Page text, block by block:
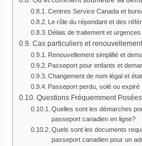
Centres Service Canada et
Le rôle du répondant et des
Délais de traitement et urgences
Cas particuliers et
Renouvellement simplifié et
Passeport pour enfants et
Changement de nom légal et
Passeport perdu, volé ou expiré
Questions Fréquemment Posées
Quelles sont les démarches
passeport canadien en ligne?
Quels sont les documents
passeport canadien pour un